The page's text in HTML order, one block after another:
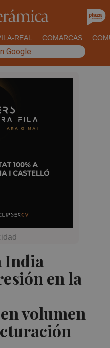
REAL COMARCAS
Google
India
en la
volumen